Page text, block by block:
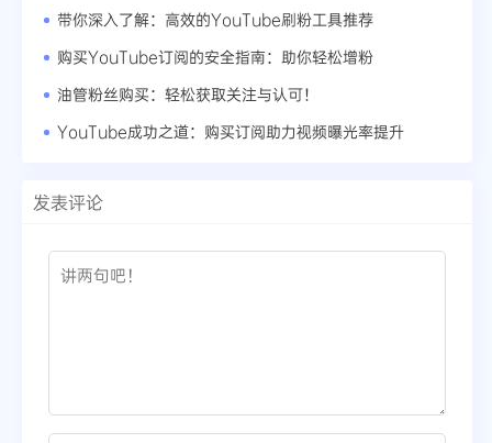
带你深入了解：高效的YouTube刷粉工具推荐
购买YouTube订阅的安全指南：助你轻松增粉
油管粉丝购买：轻松获取关注与认可！
YouTube成功之道：购买订阅助力视频曝光率提升
发表评论